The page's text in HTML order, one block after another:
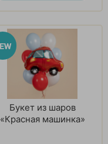
Букет из шаров
«Красная машинка»